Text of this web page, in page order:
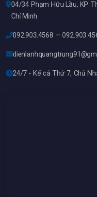
04/34 Phạm Hữu Lầu, KP.
Chí Minh
092.903.4568 —
24/7 - Kể cả Thứ 7, Chủ